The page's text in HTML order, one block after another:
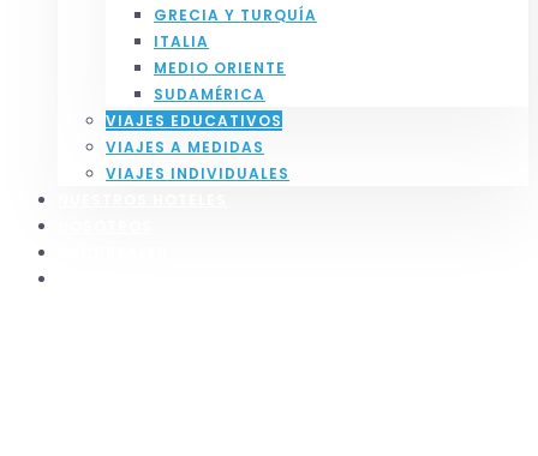
GRECIA Y TURQUÍA
ITALIA
MEDIO ORIENTE
SUDAMÉRICA
VIAJES EDUCATIVOS
VIAJES A MEDIDAS
VIAJES INDIVIDUALES